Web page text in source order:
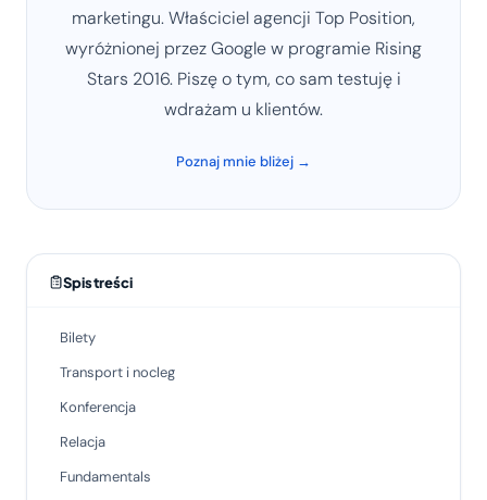
marketingu. Właściciel agencji Top Position,
wyróżnionej przez Google w programie Rising
Stars 2016. Piszę o tym, co sam testuję i
wdrażam u klientów.
Poznaj mnie bliżej →
Spis treści
Bilety
Transport i nocleg
Konferencja
Relacja
Fundamentals